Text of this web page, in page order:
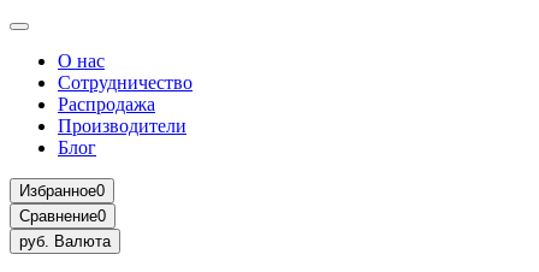
О нас
Сотрудничество
Распродажа
Производители
Блог
Избранное0
Сравнение0
руб. Валюта